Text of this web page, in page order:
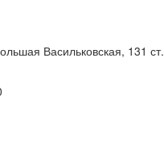
Васильковская, 131 ст.